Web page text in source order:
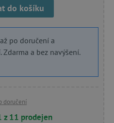
do košíku
po doručení a
a bez navýšení.
doručení
z 11 prodejen